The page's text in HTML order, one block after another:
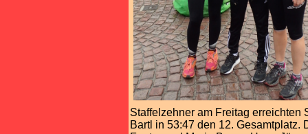
Staffelzehner am Freitag
Bartl in 53:47 den 12.